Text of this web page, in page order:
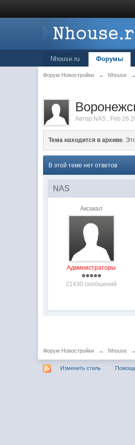
Nhouse.ru Форумы
Форум Новостройки → Nhouse →
.
Автор NAS , Feb 26
Тема находится в архиве.
В этой теме нет ответов
NAS
Аксакал
Администраторы
21430 сообщений
Форум Новостройки → Nhouse →
Изменить стиль